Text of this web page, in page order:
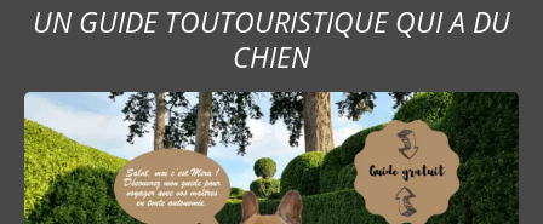
UN GUIDE TOUTOURISTIQUE QUI A DU
CHIEN